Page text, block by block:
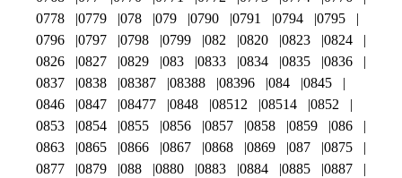
0778
0779 078 079 0790 0791 0794
0795
0796
0797 0798 0799 082 0820 0823
0824
0826
0827 0829 083 0833 0834 0835
0836
0837
0838 08387 08388 08396 084
0845
0846
0847 08477 0848 08512 08514
0852
0853
0854 0855 0856 0857 0858 0859
086
0863
0865 0866 0867 0868 0869 087
0875
0877
0879 088 0880 0883 0884 0885
0887